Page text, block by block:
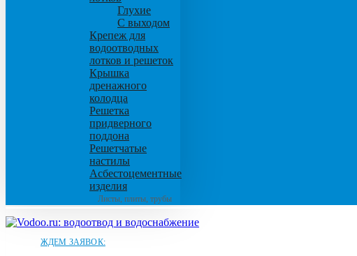
Глухие
С выходом
Крепеж для
водоотводных
лотков и решеток
Крышка
дренажного
колодца
Решетка
придверного
поддона
Решетчатые
настилы
Асбестоцементные
изделия
Листы, плиты, трубы
ЖДЕМ ЗАЯВОК: